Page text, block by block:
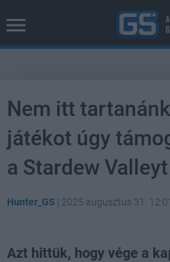
Nem itt
játékot úgy
a Stardew Valleyt
Hunter_GS | 2025 augusztus 31.
Azt hittük, hogy vége a